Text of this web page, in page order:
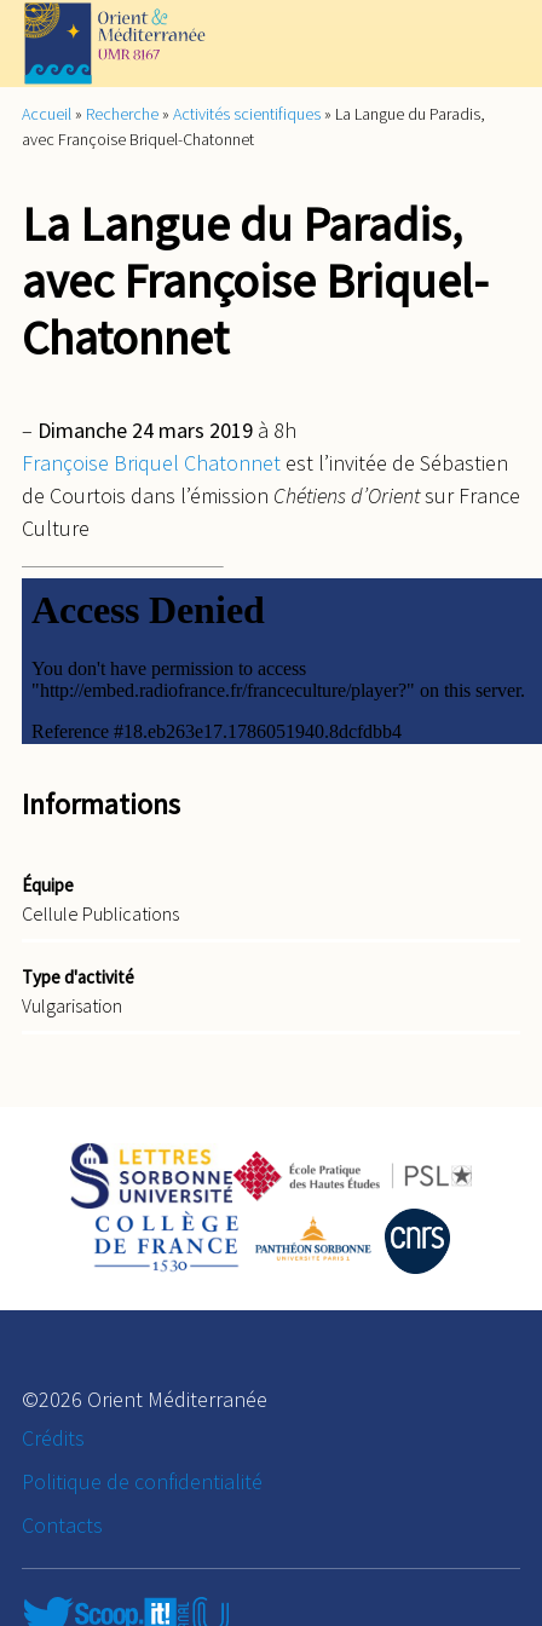
Accueil » Recherche » Activités scientifiques » La Langue du Paradis,
avec Françoise Briquel-Chatonnet
La Langue du Paradis,
avec Françoise Briquel-
Chatonnet
– Dimanche 24 mars 2019 à 8h
Françoise Briquel Chatonnet est l’invitée de Sébastien
de Courtois dans l’émission Chétiens d’Orientsur France
Culture
Informations
Équipe
Cellule Publications
Type d'activité
Vulgarisation
©2026 Orient Méditerranée
Crédits
Politique de confidentialité
Contacts